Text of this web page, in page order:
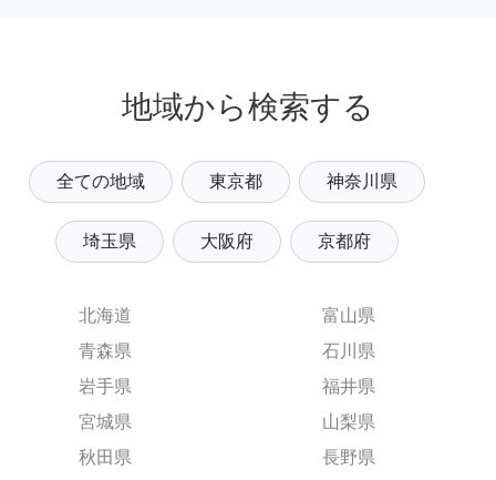
地域から検索する
全ての地域 東京都 神奈川県
埼玉県 大阪府 京都府
北海道
青森県
岩手県
宮城県
秋田県
富山県
石川県
福井県
山梨県
長野県